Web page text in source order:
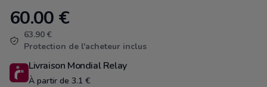
Product information
60.00 €
63.90 €
Protection de l'acheteur inclus
Livraison Mondial Relay
À partir de 3.1 €